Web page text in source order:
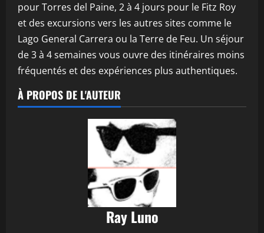
pour Torres del Paine, 2 à 4 jours pour le Fitz Roy
et des excursions vers les autres sites comme le
Lago General Carrera ou la Terre de Feu. Un séjour
de 3 à 4 semaines vous ouvre des itinéraires moins
fréquentés et des expériences plus authentiques.
À PROPOS DE L'AUTEUR
Ray Luno